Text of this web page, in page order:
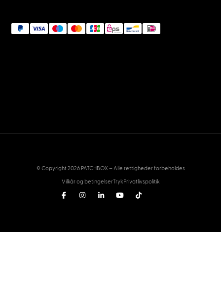
© Copyright 2026 PATCHBOX – Alle rettigheder forbeholdes
Vilkår og betingelserTrykPrivatlivspolitik